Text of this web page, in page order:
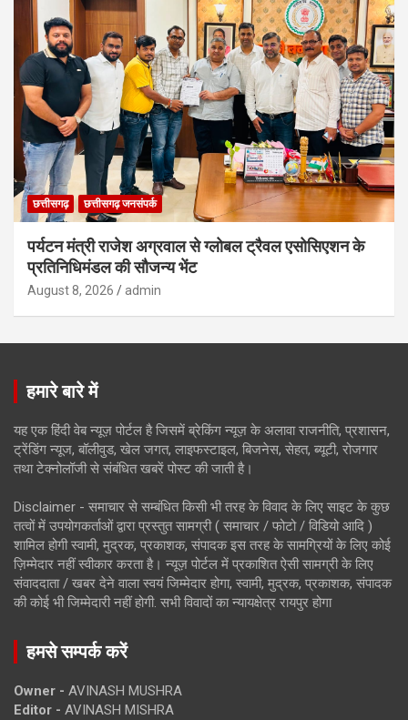
छत्तीसगढ़ छत्तीसगढ़ जनसंपर्क
पर्यटन मंत्री राजेश अग्रवाल से ग्लोबल ट्रैवल एसोसिएशन के
प्रतिनिधिमंडल की सौजन्य भेंट
August 8, 2026 admin
हमारे बारे में
यह एक हिंदी वेब न्यूज़ पोर्टल है जिसमें ब्रेकिंग न्यूज़ के अलावा राजनीति, प्रशासन,
ट्रेंडिंग न्यूज, बॉलीवुड, खेल जगत, लाइफस्टाइल, बिजनेस, सेहत, ब्यूटी, रोजगार
तथा टेक्नोलॉजी से संबंधित खबरें पोस्ट की जाती है।
Disclaimer - समाचार से सम्बंधित किसी भी तरह के विवाद के लिए साइट के कुछ
तत्वों में उपयोगकर्ताओं द्वारा प्रस्तुत सामग्री ( समाचार / फोटो / विडियो आदि )
शामिल होगी स्वामी, मुद्रक, प्रकाशक, संपादक इस तरह के सामग्रियों के लिए कोई
ज़िम्मेदार नहीं स्वीकार करता है। न्यूज़ पोर्टल में प्रकाशित ऐसी सामग्री के लिए
संवाददाता / खबर देने वाला स्वयं जिम्मेदार होगा, स्वामी, मुद्रक, प्रकाशक, संपादक
की कोई भी जिम्मेदारी नहीं होगी. सभी विवादों का न्यायक्षेत्र रायपुर होगा
हमसे सम्पर्क करें
Owner - AVINASH MUSHRA
Editor - AVINASH MISHRA